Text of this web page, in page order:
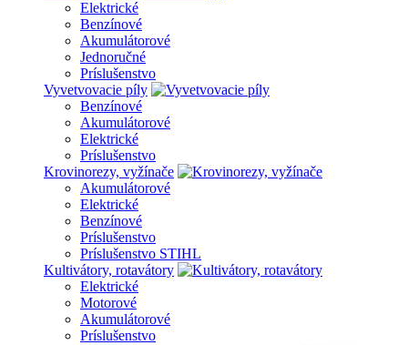
Elektrické
Benzínové
Akumulátorové
Jednoručné
Príslušenstvo
Vyvetvovacie píly
Benzínové
Akumulátorové
Elektrické
Príslušenstvo
Krovinorezy, vyžínače
Akumulátorové
Elektrické
Benzínové
Príslušenstvo
Príslušenstvo STIHL
Kultivátory, rotavátory
Elektrické
Motorové
Akumulátorové
Príslušenstvo